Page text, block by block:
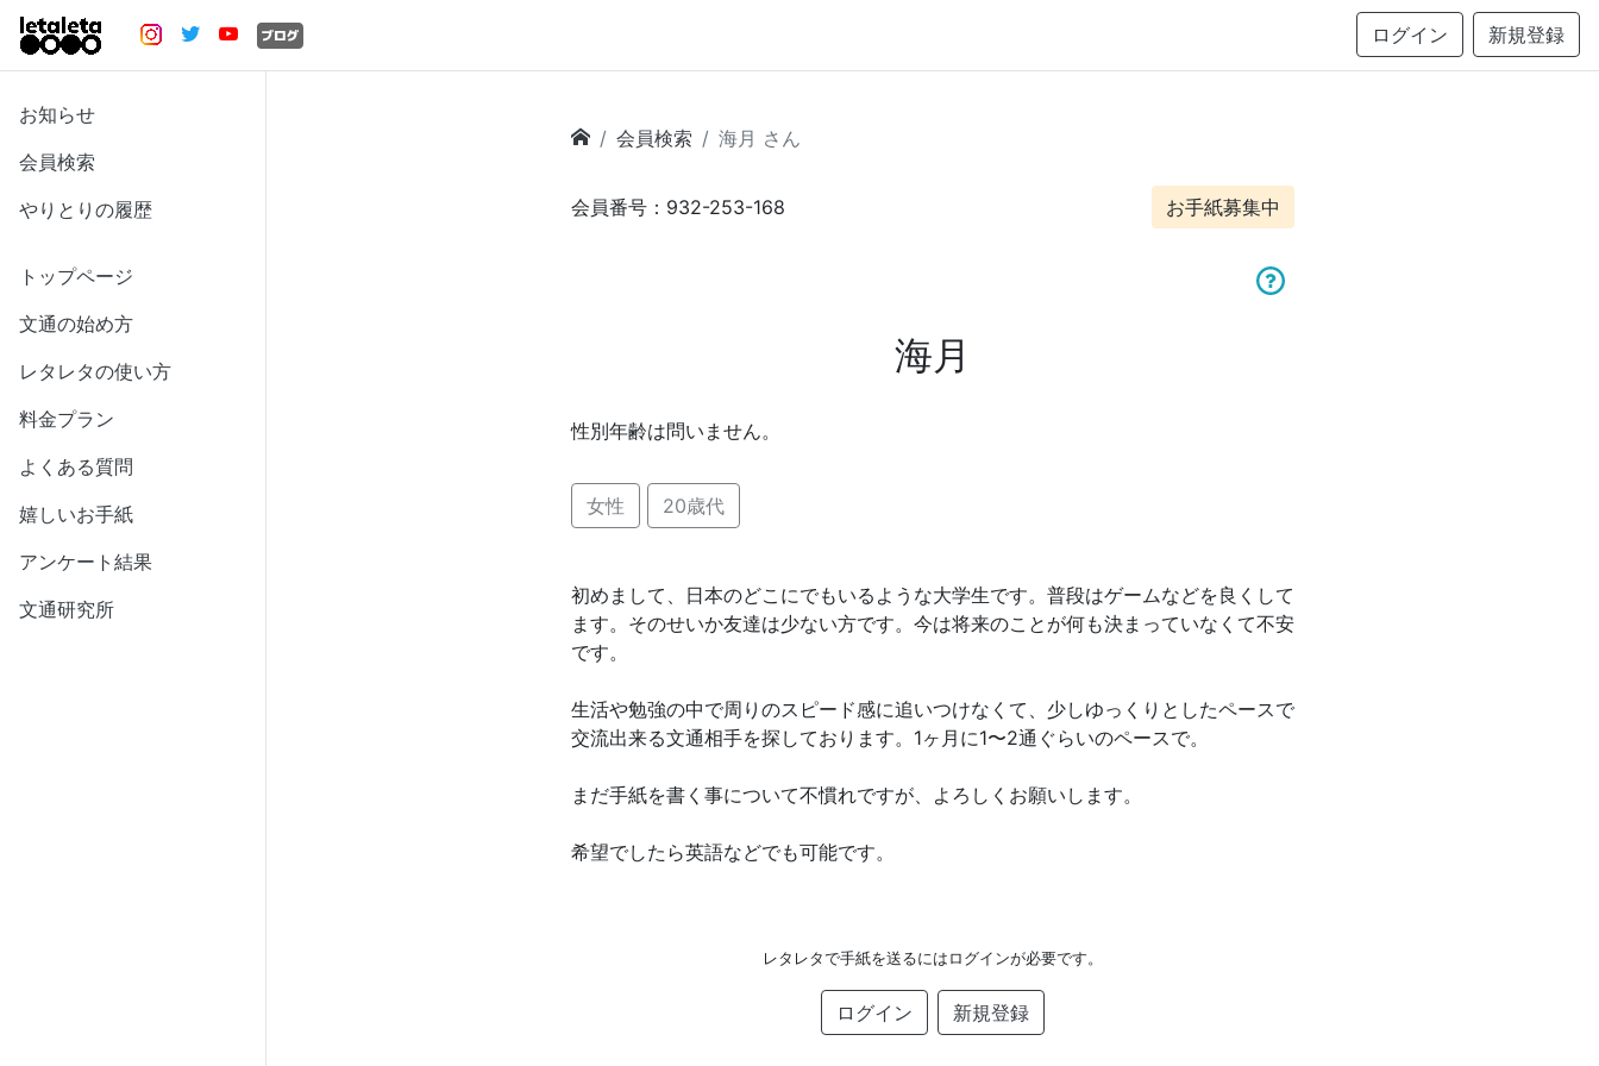
ログイン 新規登録
お知らせ
会員検索
やりとりの履歴
トップページ
文通の始め方
レタレタの使い方
料金プラン
よくある質問
嬉しいお手紙
アンケート結果
文通研究所
会員検索 海月 さん
会員番号：932-253-168 お手紙募集中
海月
性別年齢は問いません。
女性 20歳代
初めまして、日本のどこにでもいるような大学生です。普段はゲームなどを良くして
ます。そのせいか友達は少ない方です。今は将来のことが何も決まっていなくて不安
です。
生活や勉強の中で周りのスピード感に追いつけなくて、少しゆっくりとしたペースで
交流出来る文通相手を探しております。1ヶ月に1〜2通ぐらいのペースで。
まだ手紙を書く事について不慣れですが、よろしくお願いします。
希望でしたら英語などでも可能です。
レタレタで手紙を送るにはログインが必要です。
ログイン 新規登録